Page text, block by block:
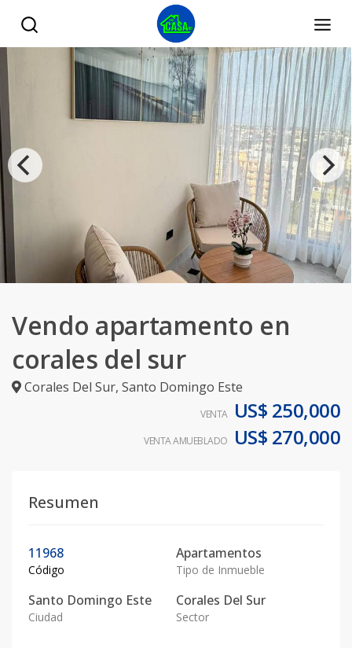
Vendo apartamento en
corales del sur
Corales Del Sur, Santo Domingo Este
VENTA US$ 250,000
VENTA AMUEBLADO US$ 270,000
Resumen
11968
Código
Apartamentos
Tipo de Inmueble
Santo Domingo Este
Ciudad
Corales Del Sur
Sector